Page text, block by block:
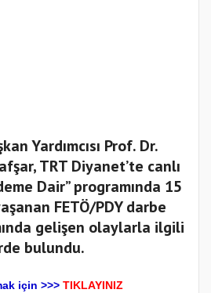
Yardımcısı Prof. Dr.
TRT Diyanet’te canlı
Dair” programında 15
FETÖ/PDY darbe
gelişen olaylarla ilgili
bulundu.
için >>> TIKLAYINIZ